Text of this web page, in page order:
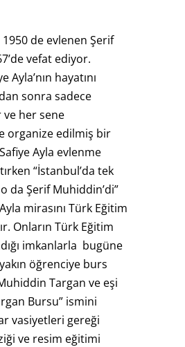
1950 de evlenen Şerif
vefat ediyor.
Ayla’nın hayatını
sonra sadece
her sene
organize edilmiş bir
Ayla evlenme
“İstanbul’da tek
da Şerif Muhiddin’di”
mirasını Türk Eğitim
Onların Türk Eğitim
imkanlarla bugüne
öğrenciye burs
Targan ve eşi
Bursu” ismini
vasiyetleri gereği
ve resim eğitimi